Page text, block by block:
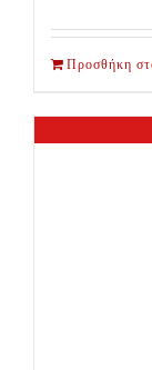
Προσθήκη